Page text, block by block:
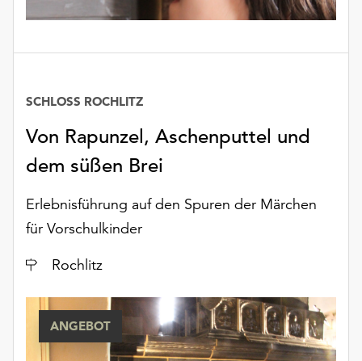
Von Rapunzel, Aschenputtel und
dem süßen Brei
SCHLOSS ROCHLITZ
Erlebnisführung auf den Spuren der Märchen
für Vorschulkinder
Ort
Rochlitz
ANGEBOT